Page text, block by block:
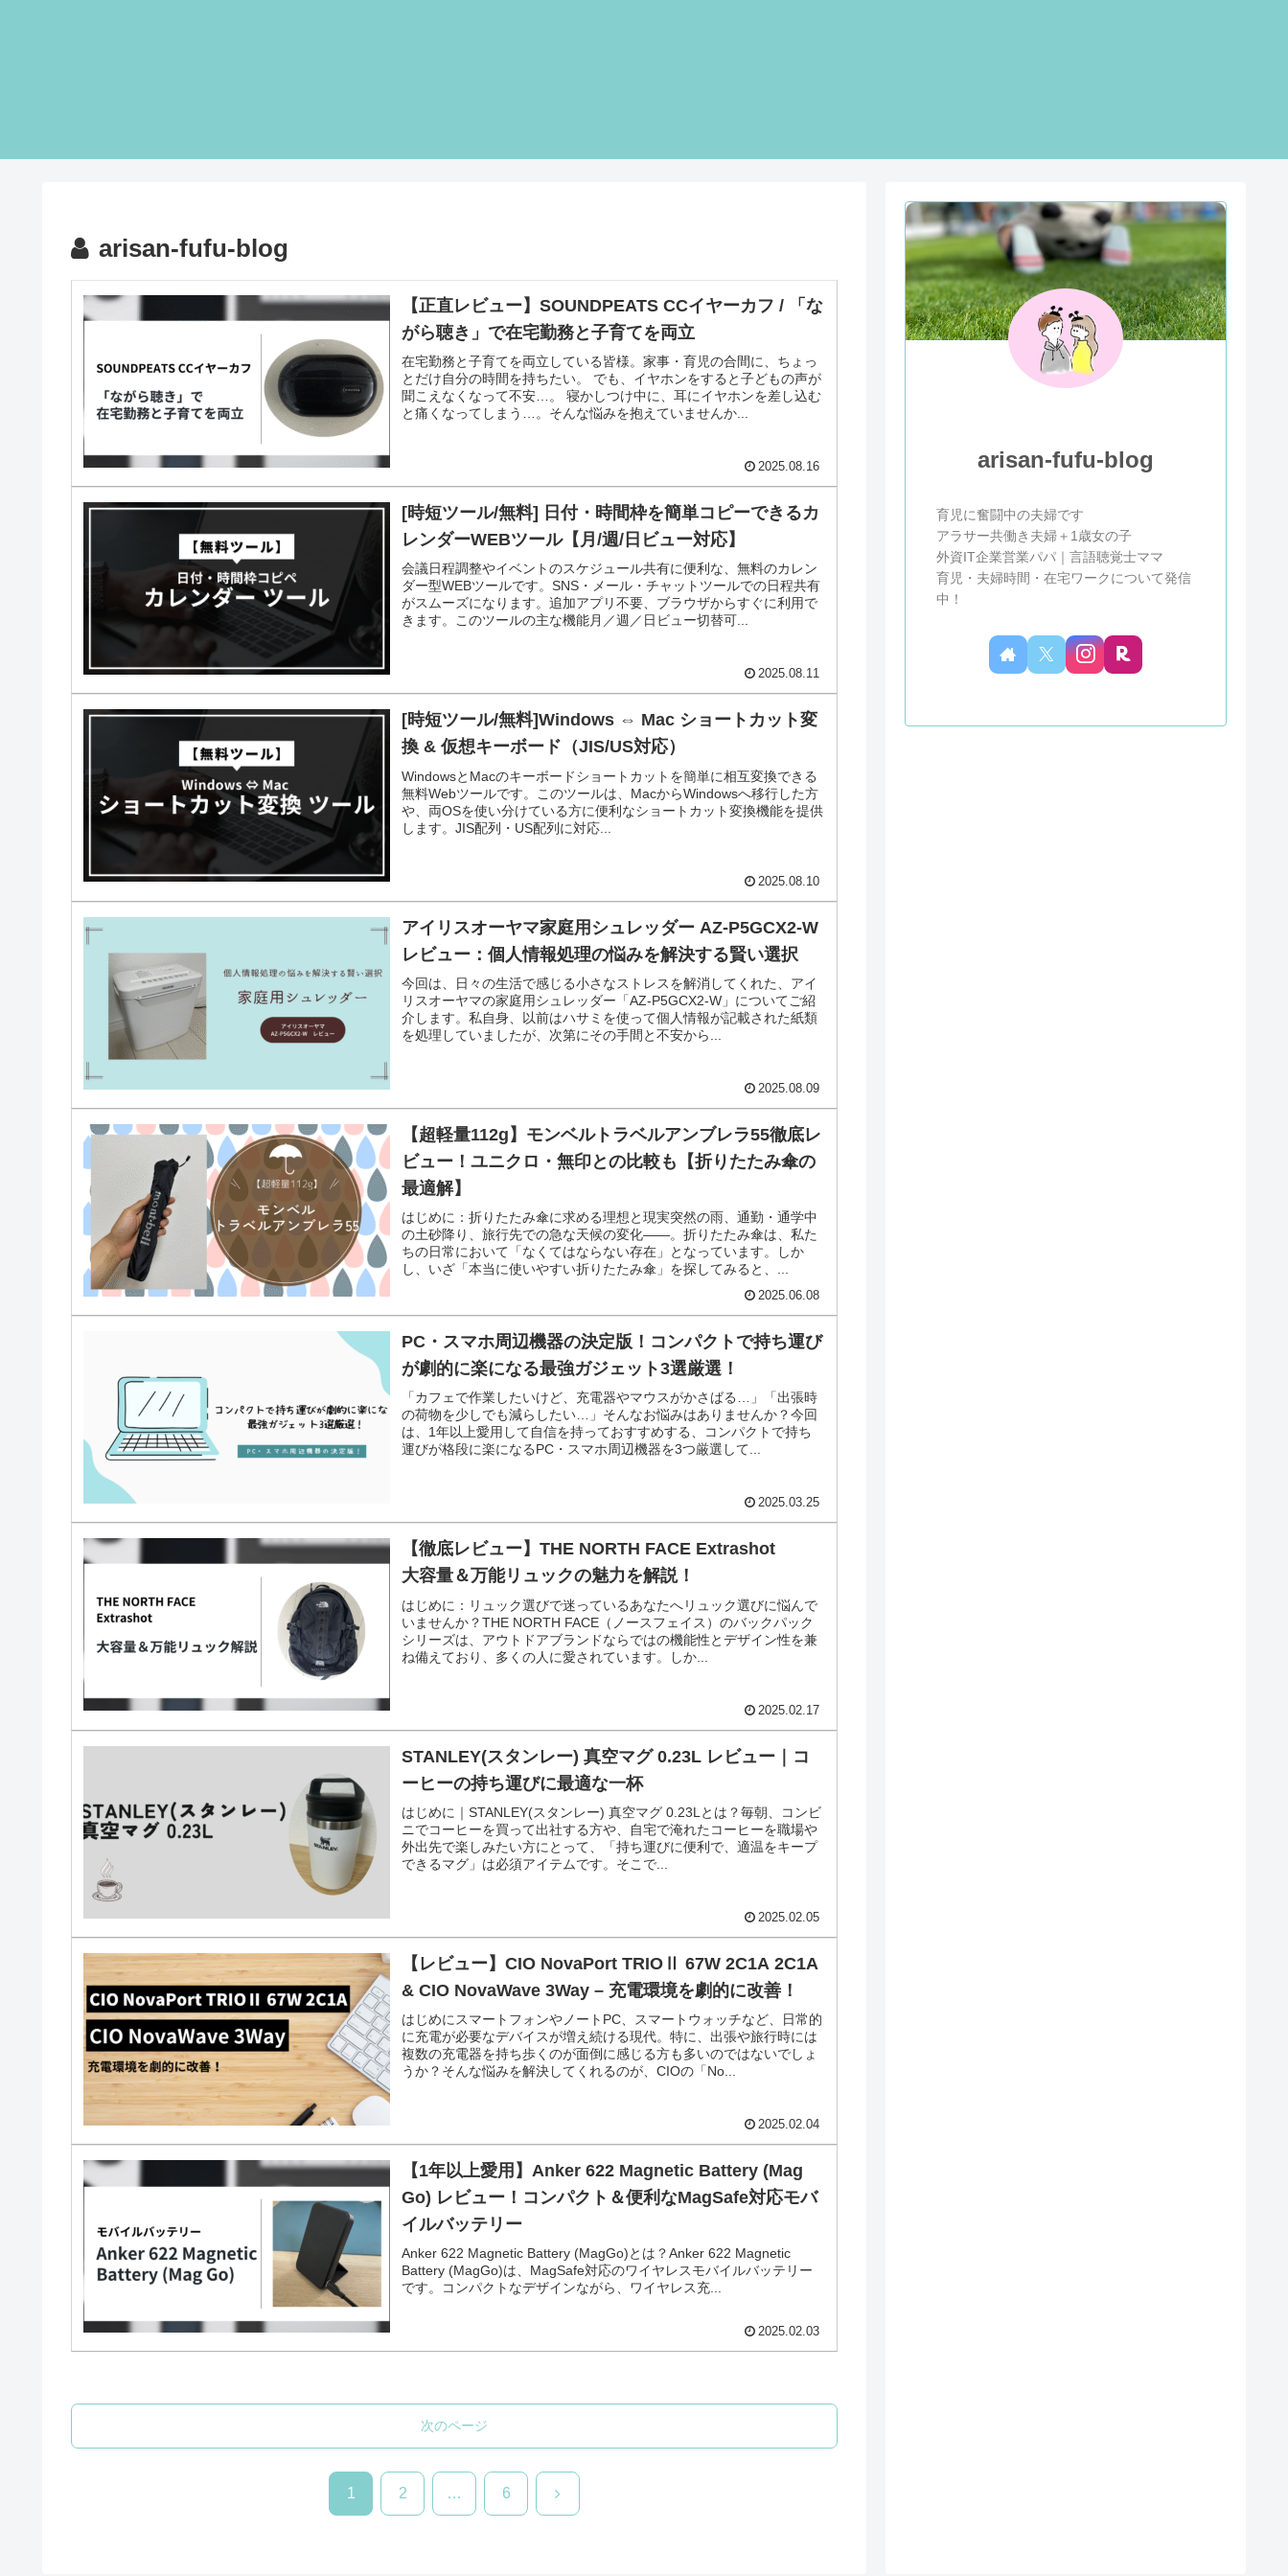
arisan-fufu-blog
【正直レビュー】SOUNDPEATS CCイヤーカフ / 「な
がら聴き」で在宅勤務と子育てを両立
在宅勤務と子育てを両立している皆様。家事・育児の合間に、ちょっ
とだけ自分の時間を持ちたい。 でも、イヤホンをすると子どもの声が
聞こえなくなって不安…。 寝かしつけ中に、耳にイヤホンを差し込む
と痛くなってしまう…。そんな悩みを抱えていませんか...
2025.08.16
[時短ツール/無料] 日付・時間枠を簡単コピーできるカ
レンダーWEBツール【月/週/日ビュー対応】
会議日程調整やイベントのスケジュール共有に便利な、無料のカレン
ダー型WEBツールです。SNS・メール・チャットツールでの日程共有
がスムーズになります。追加アプリ不要、ブラウザからすぐに利用で
きます。このツールの主な機能月／週／日ビュー切替可...
2025.08.11
[時短ツール/無料]Windows ⇔ Mac ショートカット変
換 & 仮想キーボード（JIS/US対応）
WindowsとMacのキーボードショートカットを簡単に相互変換できる
無料Webツールです。このツールは、MacからWindowsへ移行した方
や、両OSを使い分けている方に便利なショートカット変換機能を提供
します。JIS配列・US配列に対応...
2025.08.10
アイリスオーヤマ家庭用シュレッダー AZ-P5GCX2-W
レビュー：個人情報処理の悩みを解決する賢い選択
今回は、日々の生活で感じる小さなストレスを解消してくれた、アイ
リスオーヤマの家庭用シュレッダー「AZ-P5GCX2-W」についてご紹
介します。私自身、以前はハサミを使って個人情報が記載された紙類
を処理していましたが、次第にその手間と不安から...
2025.08.09
【超軽量112g】モンベルトラベルアンブレラ55徹底レ
ビュー！ユニクロ・無印との比較も【折りたたみ傘の
最適解】
はじめに：折りたたみ傘に求める理想と現実突然の雨、通勤・通学中
の土砂降り、旅行先での急な天候の変化――。折りたたみ傘は、私た
ちの日常において「なくてはならない存在」となっています。しか
し、いざ「本当に使いやすい折りたたみ傘」を探してみると、...
2025.06.08
PC・スマホ周辺機器の決定版！コンパクトで持ち運び
が劇的に楽になる最強ガジェット3選厳選！
「カフェで作業したいけど、充電器やマウスがかさばる…」「出張時
の荷物を少しでも減らしたい…」そんなお悩みはありませんか？今回
は、1年以上愛用して自信を持っておすすめする、コンパクトで持ち
運びが格段に楽になるPC・スマホ周辺機器を3つ厳選して...
2025.03.25
【徹底レビュー】THE NORTH FACE Extrashot
大容量＆万能リュックの魅力を解説！
はじめに：リュック選びで迷っているあなたへリュック選びに悩んで
いませんか？THE NORTH FACE（ノースフェイス）のバックパック
シリーズは、アウトドアブランドならではの機能性とデザイン性を兼
ね備えており、多くの人に愛されています。しか...
2025.02.17
STANLEY(スタンレー) 真空マグ 0.23L レビュー｜コ
ーヒーの持ち運びに最適な一杯
はじめに｜STANLEY(スタンレー) 真空マグ 0.23Lとは？毎朝、コンビ
ニでコーヒーを買って出社する方や、自宅で淹れたコーヒーを職場や
外出先で楽しみたい方にとって、「持ち運びに便利で、適温をキープ
できるマグ」は必須アイテムです。そこで...
2025.02.05
【レビュー】CIO NovaPort TRIOⅡ 67W 2C1A 2C1A
& CIO NovaWave 3Way – 充電環境を劇的に改善！
はじめにスマートフォンやノートPC、スマートウォッチなど、日常的
に充電が必要なデバイスが増え続ける現代。特に、出張や旅行時には
複数の充電器を持ち歩くのが面倒に感じる方も多いのではないでしょ
うか？そんな悩みを解決してくれるのが、CIOの「No...
2025.02.04
【1年以上愛用】Anker 622 Magnetic Battery (Mag
Go) レビュー！コンパクト＆便利なMagSafe対応モバ
イルバッテリー
Anker 622 Magnetic Battery (MagGo)とは？Anker 622 Magnetic
Battery (MagGo)は、MagSafe対応のワイヤレスモバイルバッテリー
です。コンパクトなデザインながら、ワイヤレス充...
2025.02.03
次のページ
1 2 … 6 次
arisan-fufu-blog
育児に奮闘中の夫婦です
アラサー共働き夫婦＋1歳女の子
外資IT企業営業パパ｜言語聴覚士ママ
育児・夫婦時間・在宅ワークについて発信
中！